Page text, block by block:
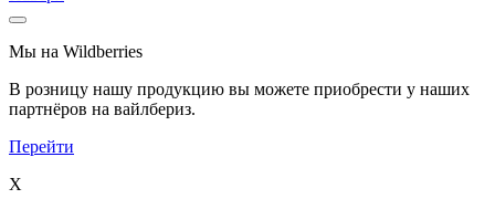
Мы на Wildberries
В розницу нашу продукцию вы можете приобрести у наших
партнёров на вайлбериз.
Перейти
X